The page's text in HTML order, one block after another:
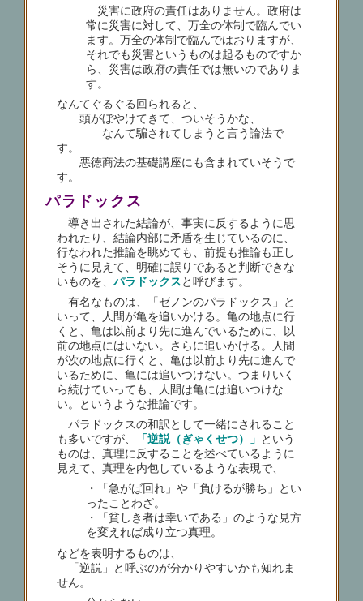
災害に政府の責任はありません。政府は
常に災害に対して、万全の体制で臨んでい
ます。万全の体制で臨んではおりますが、
それでも災害というものは起るものですか
ら、災害は政府の責任では無いのでありま
す。
なんてぐるぐる回られると、
頭がぼやけてきて、ついそうかな、
なんて騙されてしまうと言う論法で
す。
悪徳商法の基礎講座にも含まれていそうで
す。
パラドックス
導き出された結論が、事実に反するように思
われたり、結論内部に矛盾を生じているのに、
行なわれた推論を眺めても、前提も推論も正し
そうに見えて、明確に誤りであると判断できな
いものを、パラドックスと呼びます。
有名なものは、「ゼノンのパラドックス」と
いって、人間が亀を追いかける。亀の地点に行
くと、亀は以前より先に進んでいるために、以
前の地点にはいない。さらに追いかける。人間
が次の地点に行くと、亀は以前より先に進んで
いるために、亀には追いつけない。つまりいく
ら続けていっても、人間は亀には追いつけな
い。というような推論です。
パラドックスの和訳として一緒にされること
も多いですが、
「逆説（ぎゃくせつ）」 という
ものは、真理に反することを述べているように
見えて、真理を内包しているような表現で、
・「急がば回れ」や「負けるが勝ち」とい
ったことわざ。
・「貧しき者は幸いである」のような見方
を変えれば成り立つ真理。
などを表明するものは、
「逆説」と呼ぶのが分かりやすいかも知れま
せん。